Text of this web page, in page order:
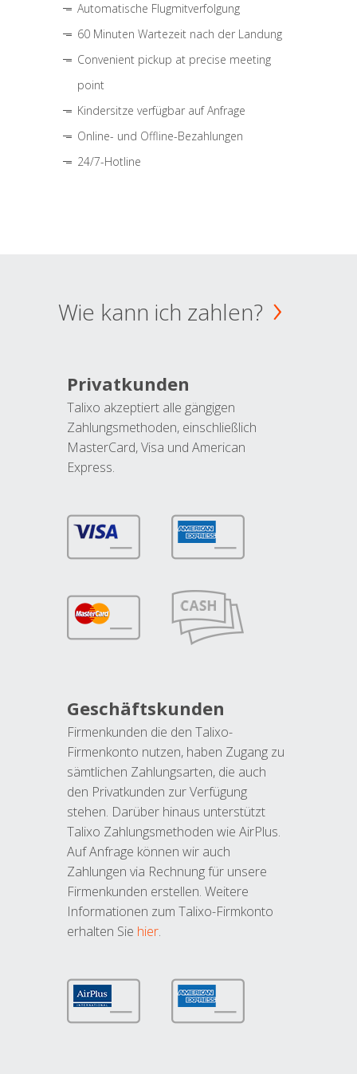
Automatische Flugmitverfolgung
60 Minuten Wartezeit nach der Landung
Convenient pickup at precise meeting
point
Kindersitze verfügbar auf Anfrage
Online- und Offline-Bezahlungen
24/7-Hotline
Wie kann ich zahlen?
Privatkunden
Talixo akzeptiert alle gängigen
Zahlungsmethoden, einschließlich
MasterCard, Visa und American
Express.
Geschäftskunden
Firmenkunden die den Talixo-
Firmenkonto nutzen, haben Zugang zu
sämtlichen Zahlungsarten, die auch
den Privatkunden zur Verfügung
stehen. Darüber hinaus unterstützt
Talixo Zahlungsmethoden wie AirPlus.
Auf Anfrage können wir auch
Zahlungen via Rechnung für unsere
Firmenkunden erstellen. Weitere
Informationen zum Talixo-Firmkonto
erhalten Sie hier.